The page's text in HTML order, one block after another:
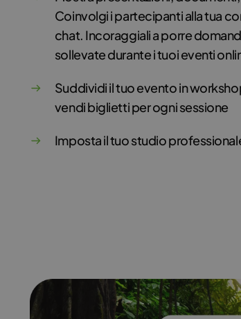
Coinvolgi i partecipanti alla tua
chat. Incoraggiali a porre
sollevate durante i tuoi eventi
Suddividi il tuo evento in
vendi biglietti per ogni sessione
Imposta il tuo studio